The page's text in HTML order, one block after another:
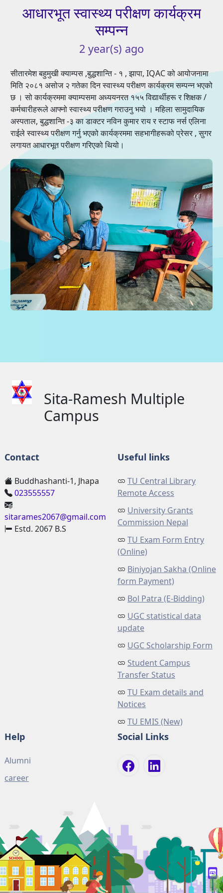
आधारभूतस्वास्थ्यपरीक्षणकार्यक्रम
सम्पन्न
2 year(s) ago
सीतारमेश बहुमुखी क्याम्पस ,बुद्धशान्ति - १ , झापा, IQAC को आयोजनामा
मिति २०८१ असोज २ गतेका दिन स्वास्थ्य परीक्षण कार्यक्रम सम्पन्न भएको
छ । सो कार्यक्रममा क्याम्पसमा अध्ययनरत १५५ विद्यार्थीहरू र शिक्षक /
कर्मचारीहरूले आफ्नो स्वास्थ्य परीक्षण गराउनु भयो । महिला सामुदायिक
अस्पताल, बुद्धशान्ति -३ का डाक्टर नविन कुमार राय र स्टाफ नर्स एलिना
राईले स्वास्थ्य परीक्षण गर्नु भएको कार्यक्रममा सहभागीहरूको प्रेसर , सुगर
लगायत आधारभूत परीक्षण गरिएको थियो।
Sita-Ramesh Multiple
Campus
Contact
Buddhashanti-1, Jhapa
023555557
sitarames2067@gmail.com
Estd. 2067 B.S
Useful links
TU Central Library
Remote Access
University Grants
Commission Nepal
TU Exam Form Entry
(Online)
Biniyojan Sakha (Online
form Payment)
Bol Patra (E-Bidding)
UGC statistical data
update
UGC Scholarship Form
Student Campus
Transfer Status
TU Exam details and
Notices
TU EMIS (New)
Help
Alumni
career
Social Links